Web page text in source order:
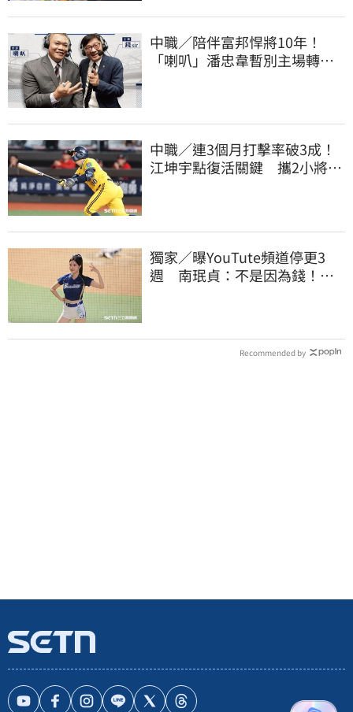
中職／陪伴富邦悍將10年！
「喇叭」潘忠韋暫別主場轉
中職／連3個月打擊率破3成！
江坤宇點復活關鍵 攜2小將赴
獨家／曝YouTute頻道停更3
週 南珉貞：不是因為錢！粉
Recommended by